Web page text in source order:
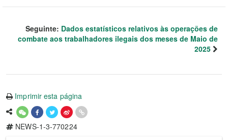
Seguinte: Dados estatísticos relativos às operações de
combate aos trabalhadores ilegais dos meses de Maio de
2025
Imprimir esta página
NEWS-1-3-770224